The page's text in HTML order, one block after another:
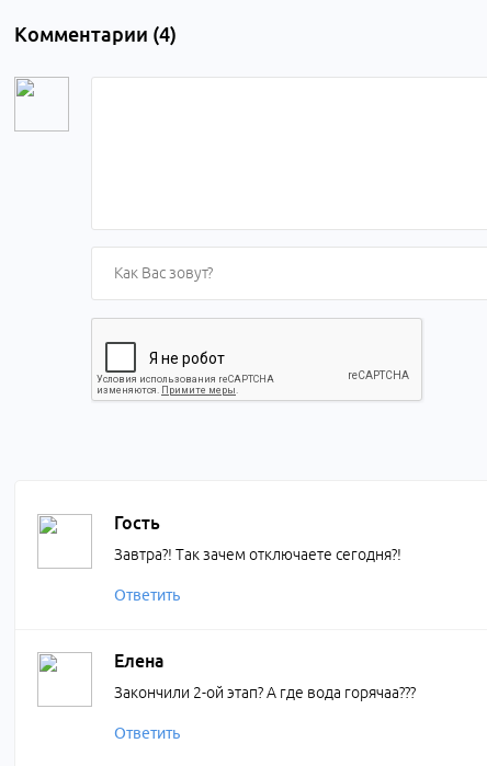
Комментарии (4)
Гость
Завтра?! Так зачем отключаете сегодня?!
Ответить
Елена
Закончили 2-ой этап? А где вода горячаа???
Ответить